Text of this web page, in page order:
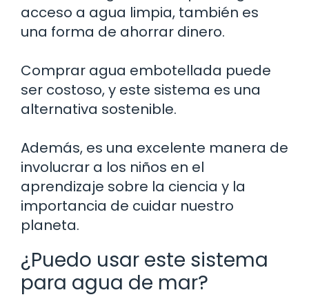
acceso a agua limpia, también es
una forma de ahorrar dinero.
Comprar agua embotellada puede
ser costoso, y este sistema es una
alternativa sostenible.
Además, es una excelente manera de
involucrar a los niños en el
aprendizaje sobre la ciencia y la
importancia de cuidar nuestro
planeta.
¿Puedo usar este sistema
para agua de mar?